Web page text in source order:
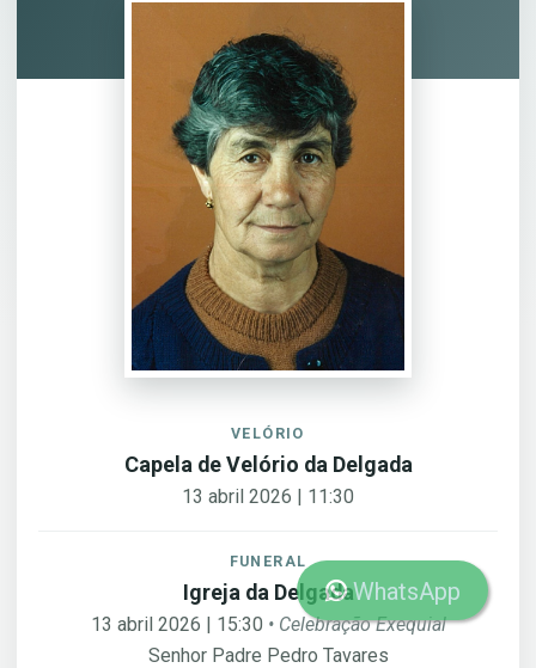
VELÓRIO
Capela de Velório da Delgada
13 abril 2026 | 11:30
FUNERAL
Igreja da Delgada
13 abril 2026 | 15:30 • Celebração Exequial
Senhor Padre Pedro Tavares
WhatsApp